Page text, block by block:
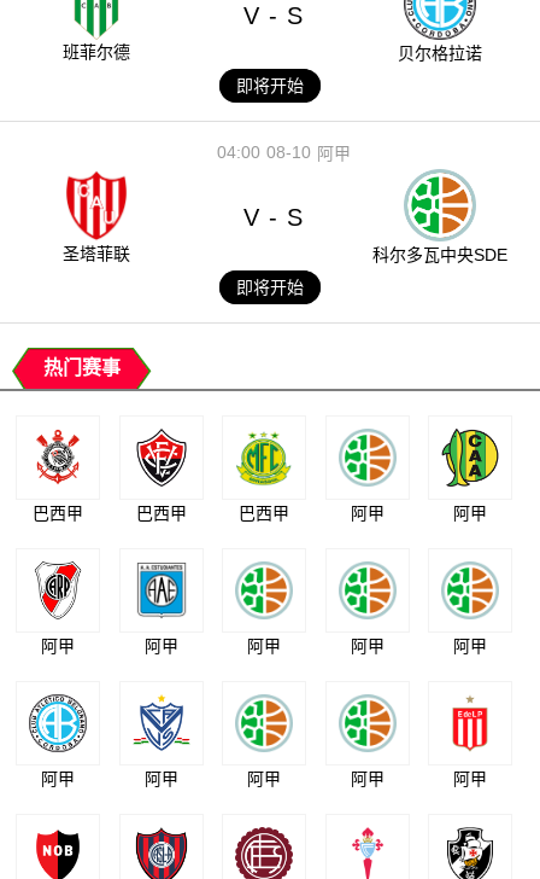
班菲尔德
V - S
贝尔格拉诺
即将开始
08-10
04:00 阿甲
圣塔菲联
V - S
科尔多瓦中央SDE
即将开始
热门赛事
巴西甲 巴西甲 巴西甲 阿甲 阿甲
阿甲 阿甲 阿甲 阿甲 阿甲
阿甲 阿甲 阿甲 阿甲 阿甲